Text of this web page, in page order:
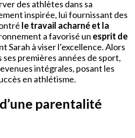
des athlètes dans sa
inspirée, lui fournissant des
le travail acharné et la
a favorisé un esprit de
Sarah à viser l’excellence. Alors
ses premières années de sport,
intégrales, posant les
en athlétisme.
parentalité